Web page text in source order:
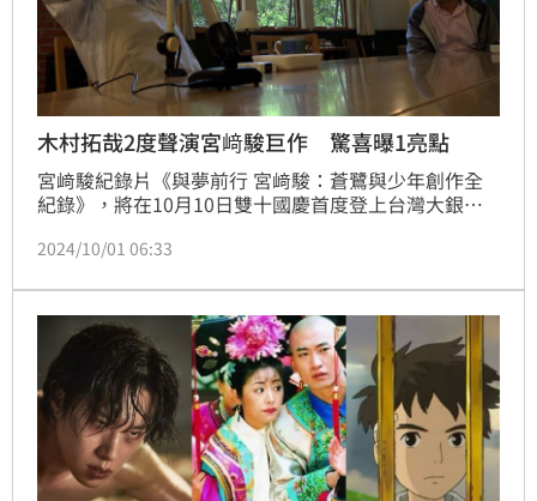
木村拓哉2度聲演宮﨑駿巨作 驚喜曝1亮點
宮﨑駿紀錄片《與夢前行 宮﨑駿：蒼鷺與少年創作全
紀錄》，將在10月10日雙十國慶首度登上台灣大銀
聰真、菅田將暉、木村拓哉等人的錄音花絮，木村繼
宮﨑駿動畫作品的片名藏祕密亮點，彩蛋滿滿！林汝珊
2024/10/01 06:33